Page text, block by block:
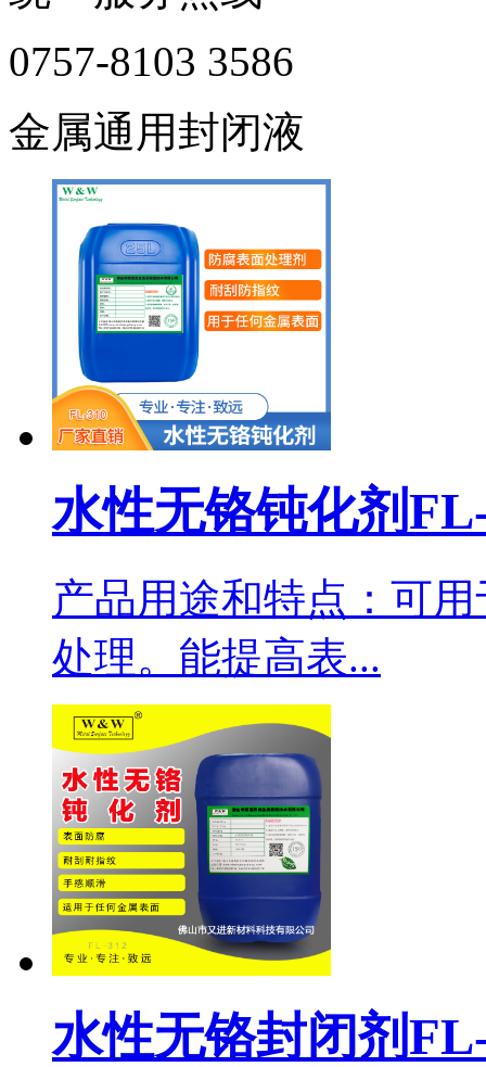
0757-8103 3586
金属通用封闭液
水性无铬钝化剂
产品用途和特点：可
处理。能提高表...
水性无铬封闭剂